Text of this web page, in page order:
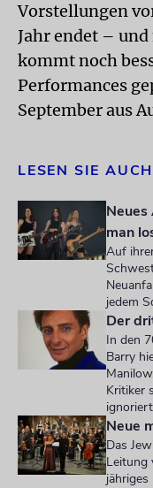
Vorstellungen
Jahr endet –
kommt noch
Performances
September aus
LESEN SIE AUCH
Neues
man
Auf
jedem
Der
In den
Barry
Kritiker
Neue
Das
Leitung
jähriges